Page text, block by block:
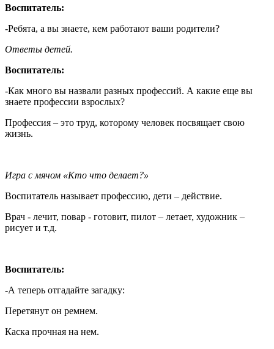
Воспитатель:
-Ребята, а вы знаете, кем работают ваши родители?
Ответы детей.
Воспитатель:
-Как много вы назвали разных профессий. А какие еще вы
знаете профессии взрослых?
Профессия – это труд, которому человек посвящает свою
жизнь.
Игра с мячом «Кто что делает?»
Воспитатель называет профессию, дети – действие.
Врач - лечит, повар - готовит, пилот – летает, художник –
рисует и т.д.
Воспитатель:
-А теперь отгадайте загадку:
Перетянут он ремнем.
Каска прочная на нем.